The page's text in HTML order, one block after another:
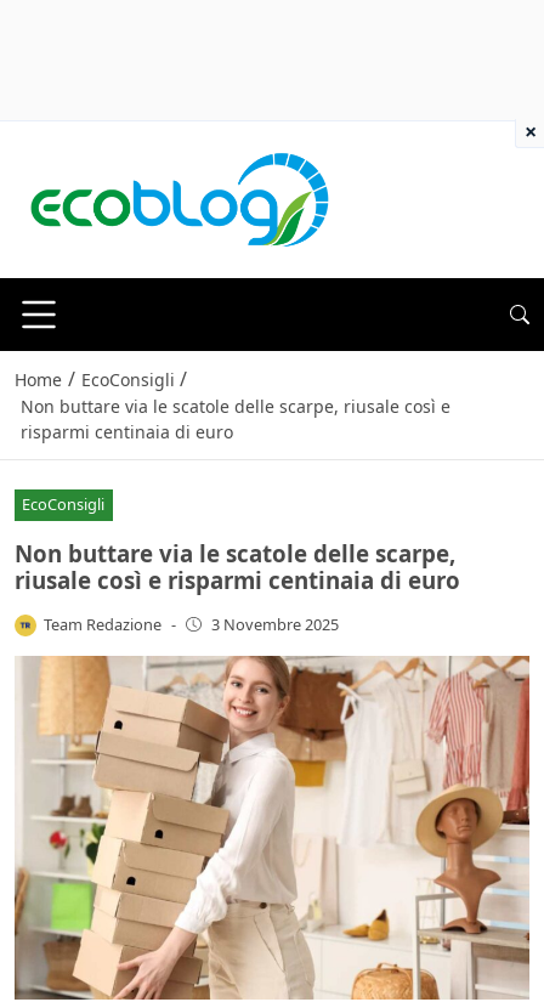
Home / EcoConsigli /
Non buttare via le scatole delle scarpe, riusale così e
risparmi centinaia di euro
EcoConsigli
Non buttare via le scatole delle scarpe,
riusale così e risparmi centinaia di euro
Team Redazione - 3 Novembre 2025
×